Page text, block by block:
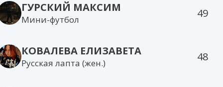
ГУРСКИЙ МАКСИМ
Мини-футбол 49
КОВАЛЕВА ЕЛИЗАВЕТА
Русская лапта (жен.) 48